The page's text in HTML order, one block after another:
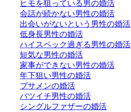
ヒモを狙っている男の婚活
会話が続かない男性の婚活
出会いがないという男性の婚活
低身長男性の婚活
ハイスペック過ぎる男性の婚活
短気な男性の婚活
家事ができない男性の婚活
年下狙い男性の婚活
ブサメンの婚活
バツイチ男性の婚活
シングルファザーの婚活